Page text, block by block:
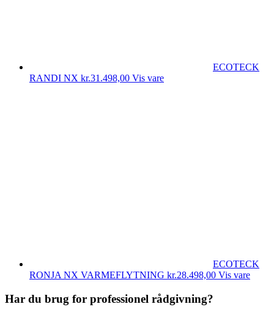
ECOTECK
RANDI NX kr.31.498,00 Vis vare
ECOTECK
RONJA NX VARMEFLYTNING kr.28.498,00 Vis vare
Har du brug for professionel rådgivning?